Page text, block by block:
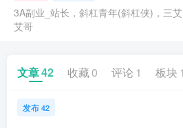
3A副业_站长，斜杠青年(斜杠侠)，三
艾哥
文章42 收藏 0 评论 1 板块 1
发布 42